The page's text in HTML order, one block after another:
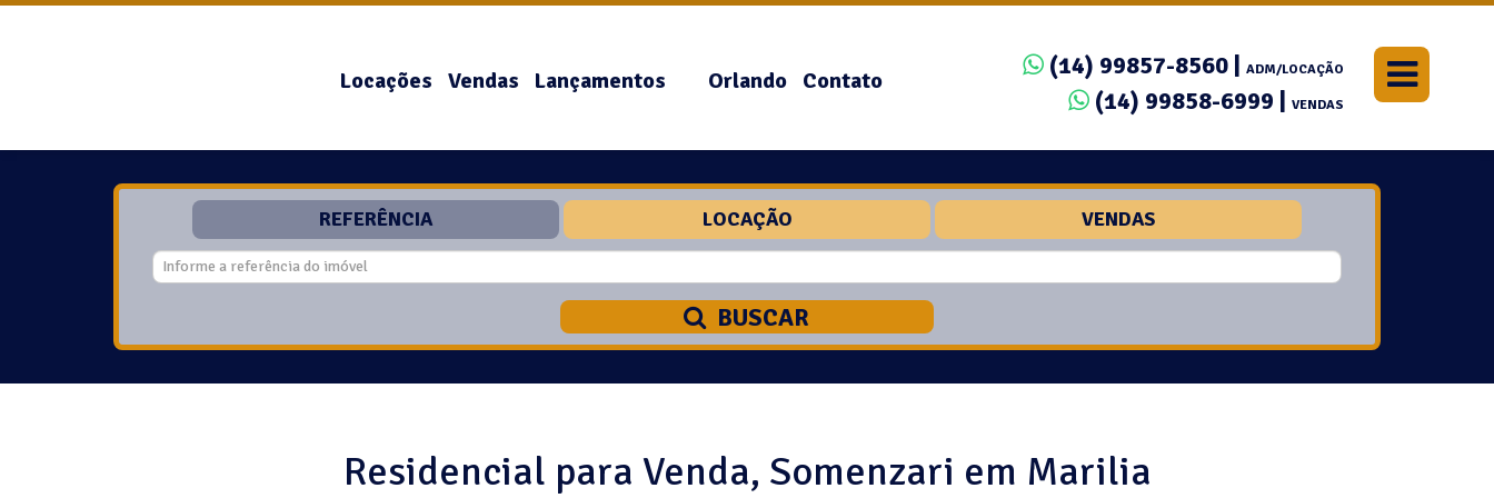
Locações Vendas Lançamentos Orlando Contato
(14) 99857-8560 | ADM/LOCAÇÃO
(14) 99858-6999 | VENDAS
REFERÊNCIA LOCAÇÃO VENDAS
BUSCAR
Residencial para Venda, Somenzari em Marilia